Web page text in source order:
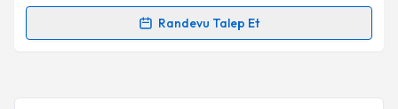
Kişisel verilerimin işlenmesine ilişkin
Metni'ni okudum ve kişisel verilerimin belirtilen
Randevu Talep Et
Randevu Takvimi Talebi